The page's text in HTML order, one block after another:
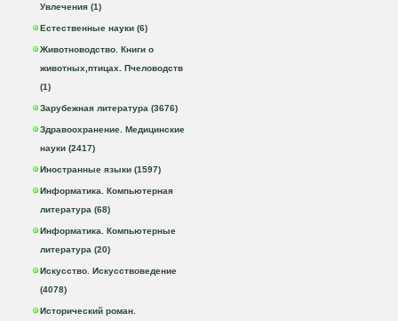
Увлечения (1)
Естественные науки (6)
Животноводство. Книги о
животных,птицах. Пчеловодств
(1)
Зарубежная литература (3676)
Здравоохранение. Медицинские
науки (2417)
Иностранные языки (1597)
Информатика. Компьютерная
литература (68)
Информатика. Компьютерные
литература (20)
Искусство. Искусствоведение
(4078)
Исторический роман.